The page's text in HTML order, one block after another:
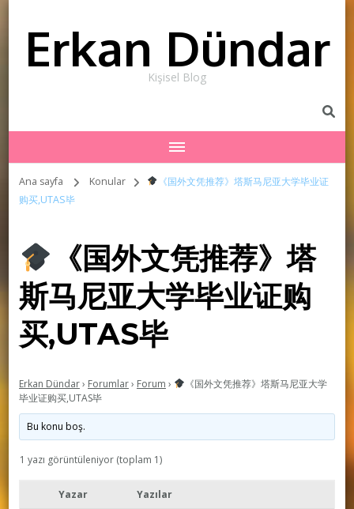
Erkan Dündar
Kişisel Blog
Ana sayfa Konular
《国外文凭推荐》塔斯马尼亚大学毕业证
购买,UTAS毕
《国外文凭推荐》塔
斯马尼亚大学毕业证购
买,UTAS毕
Erkan Dündar› Forumlar› Forum ›
《国外文凭推荐》塔斯马尼亚大学
毕业证购买,UTAS毕
Bu konu boş.
1 yazı görüntüleniyor (toplam 1)
Yazar Yazılar